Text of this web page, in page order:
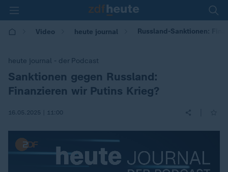
Video heute journal Russland-Sanktionen:
heute journal - der Podcast
:
Sanktionen gegen Russland:
Finanzieren wir Putins Krieg?
16.05.2025 | 11:00